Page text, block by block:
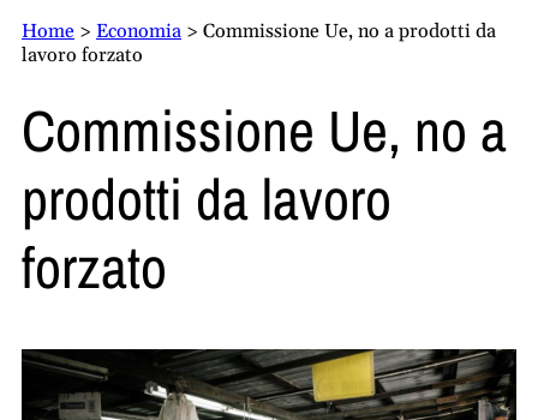
Home > Economia > Commissione Ue, no a prodotti da
lavoro forzato
Commissione Ue, no a
prodotti da lavoro
forzato